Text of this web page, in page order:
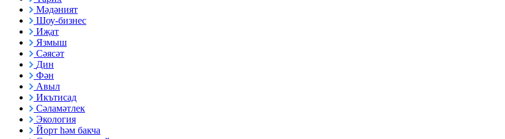
Мәдәният
Шоу-бизнес
Иҗат
Язмыш
Сәясәт
Дин
Фән
Авыл
Икътисад
Сәламәтлек
Экология
Йорт һәм бакча